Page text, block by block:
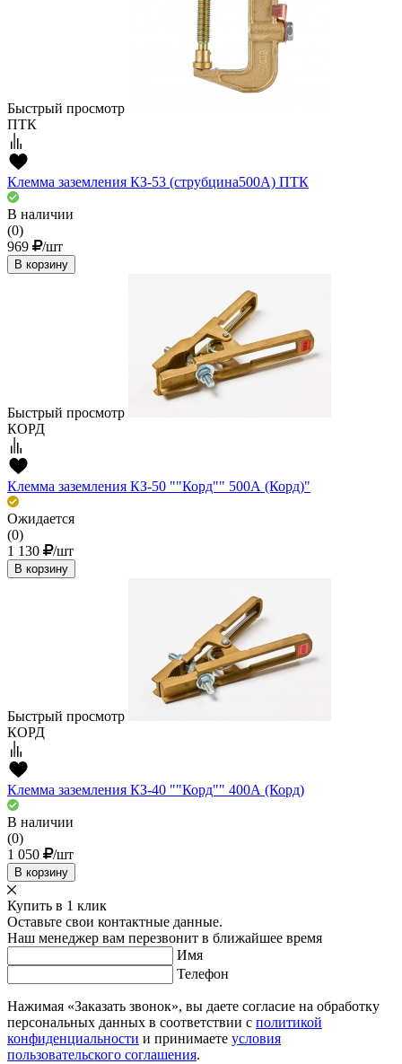
Быстрый просмотр
ПТК
Клемма заземления КЗ-53 (струбцина500А) ПТК
В наличии
(0)
969
/шт
В корзину
Быстрый просмотр
КОРД
Клемма заземления КЗ-50 ""Корд"" 500А (Корд)"
Ожидается
(0)
1 130
/шт
В корзину
Быстрый просмотр
КОРД
Клемма заземления КЗ-40 ""Корд"" 400А (Корд)
В наличии
(0)
1 050
/шт
В корзину
Купить в 1 клик
Оставьте свои контактные данные.
Наш менеджер вам перезвонит в ближайшее время
Имя
Телефон
Нажимая «Заказать звонок», вы даете согласие на обработку
персональных данных в соответствии с политикой
конфиденциальности и принимаете условия
пользовательского соглашения.